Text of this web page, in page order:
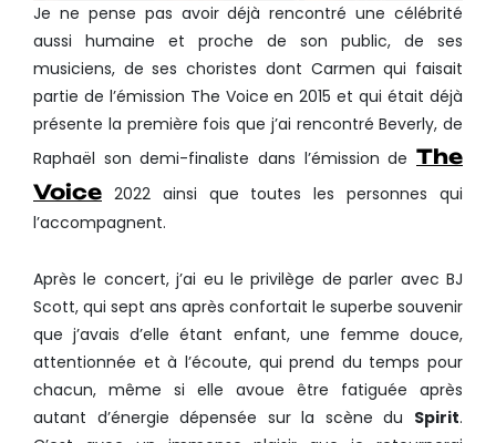
Je ne pense pas avoir déjà rencontré une célébrité
aussi humaine et proche de son public, de ses
musiciens, de ses choristes dont Carmen qui faisait
partie de l’émission The Voice en 2015 et qui était déjà
présente la première fois que j’ai rencontré Beverly, de
Raphaël son demi-finaliste dans l’émission de The
Voice 2022 ainsi que toutes les personnes qui
l’accompagnent.
Après le concert, j’ai eu le privilège de parler avec BJ
Scott, qui sept ans après confortait le superbe souvenir
que j’avais d’elle étant enfant, une femme douce,
attentionnée et à l’écoute, qui prend du temps pour
chacun, même si elle avoue être fatiguée après
autant d’énergie dépensée sur la scène du Spirit.